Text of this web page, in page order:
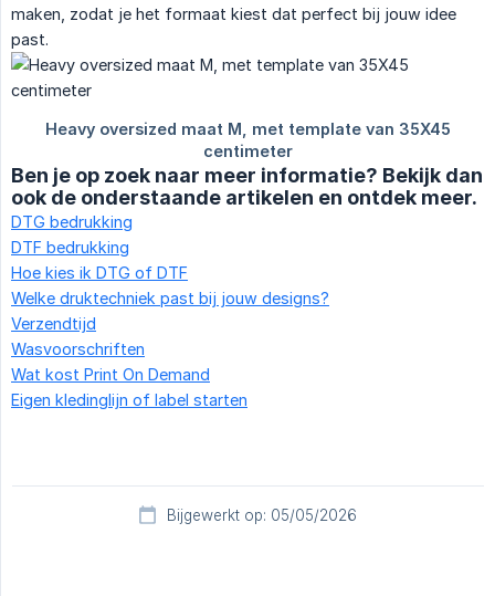
maken, zodat je het formaat kiest dat perfect bij jouw idee
past.
Ben je op zoek naar meer informatie? Bekijk dan
ook de onderstaande artikelen en ontdek meer.
DTG bedrukking
DTF bedrukking
Hoe kies ik DTG of DTF
Welke druktechniek past bij jouw designs?
Verzendtijd
Wasvoorschriften
Wat kost Print On Demand
Eigen kledinglijn of label starten
Bijgewerkt op: 05/05/2026